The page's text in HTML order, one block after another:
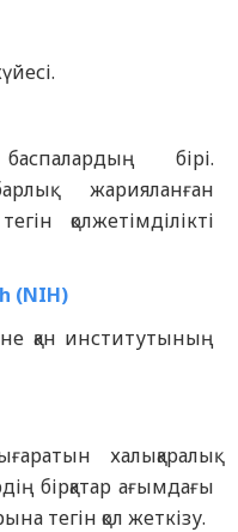
бірі.
жарияланған
қолжетімділікті
(NIH)
қан институтының
халықаралық
бірқатар ағымдағы
тегін қол жеткізу.